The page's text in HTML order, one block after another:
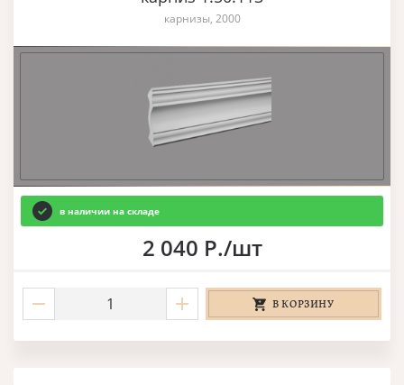
карнизы, 2000
в наличии на складе
2 040 Р./шт
В КОРЗИНУ